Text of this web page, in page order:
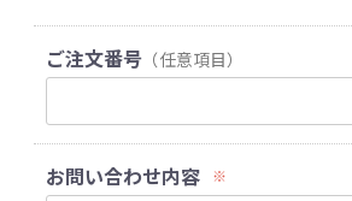
ご注文番号 （任意項目）
お問い合わせ内容 ※